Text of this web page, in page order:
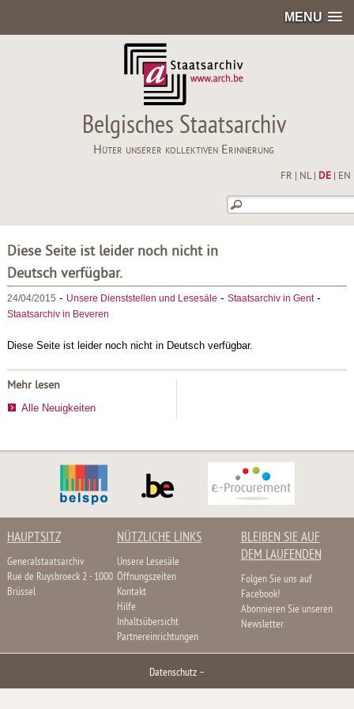
MENU
Belgisches Staatsarchiv
Hüter unserer kollektiven Erinnerung
FR NL| DE| EN
Diese Seite ist leider noch nicht in
Deutsch verfügbar.
24/04/2015 - Unsere Dienststellen und Lesesäle - Staatsarchiv in Gent-
Staatsarchiv in Beveren
Diese Seite ist leider noch nicht in Deutsch verfügbar.
Mehr lesen
Alle Neuigkeiten
HAUPTSITZ
Generalstaatsarchiv
Rue de Ruysbroeck 2 - 1000
Brüssel
NÜTZLICHE LINKS
Unsere Lesesäle
Öffnungszeiten
Kontakt
Hilfe
Inhaltsübersicht
Partnereinrichtungen
BLEIBEN SIE AUF
DEM LAUFENDEN
Folgen Sie uns auf
Facebook!
Abonnieren Sie unseren
Newsletter
Datenschutz –